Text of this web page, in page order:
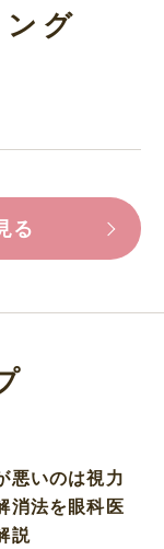
グ
る
悪いのは視力
消法を眼科医
説